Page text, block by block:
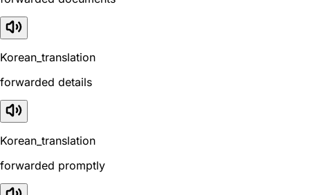
Korean_translation
forwarded details
Korean_translation
forwarded promptly